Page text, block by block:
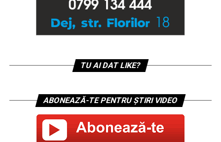
TU AI DAT LIKE?
ABONEAZĂ-TE PENTRU ȘTIRI VIDEO